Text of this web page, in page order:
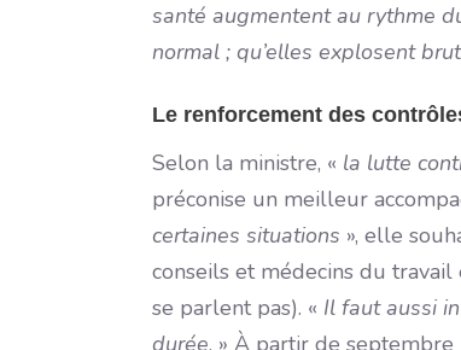
santé augmentent au rythme
normal ; qu’elles explosent
Le renforcement des
Selon la ministre, « la lutte
préconise un meilleur
certaines situations », elle
conseils et médecins du
se parlent pas). « Il faut aussi
durée. » À partir de